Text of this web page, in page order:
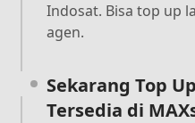
Indosat. Bisa top up
agen.
Sekarang Top
Tersedia di